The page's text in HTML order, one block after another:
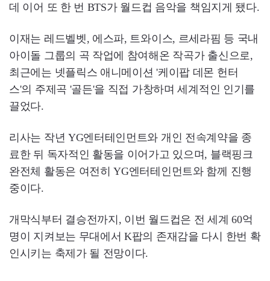
데 이어 또 한 번 BTS가 월드컵 음악을 책임지게 됐다.
이재는 레드벨벳, 에스파, 트와이스, 르세라핌 등 국내
아이돌 그룹의 곡 작업에 참여해온 작곡가 출신으로,
최근에는 넷플릭스 애니메이션 '케이팝 데몬 헌터
스'의 주제곡 '골든'을 직접 가창하며 세계적인 인기를
끌었다.
리사는 작년 YG엔터테인먼트와 개인 전속계약을 종
료한 뒤 독자적인 활동을 이어가고 있으며, 블랙핑크
완전체 활동은 여전히 YG엔터테인먼트와 함께 진행
중이다.
개막식부터 결승전까지, 이번 월드컵은 전 세계 60억
명이 지켜보는 무대에서 K팝의 존재감을 다시 한번 확
인시키는 축제가 될 전망이다.